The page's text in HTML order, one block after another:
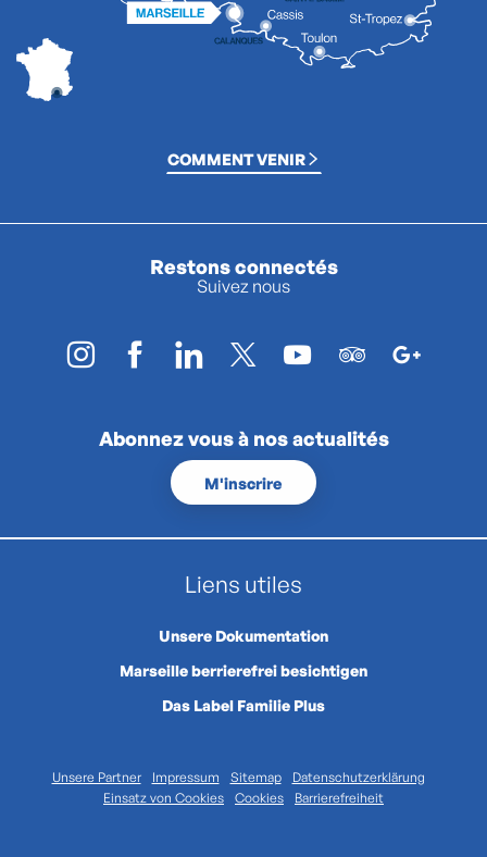
COMMENT VENIR
Restons connectés
Suivez nous
Abonnez vous à nos actualités
M'inscrire
Liens utiles
Unsere Dokumentation
Marseille berrierefrei besichtigen
Das Label Familie Plus
Unsere Partner Impressum Sitemap
Datenschutzerklärung
Einsatz von Cookies
Cookies Barrierefreiheit